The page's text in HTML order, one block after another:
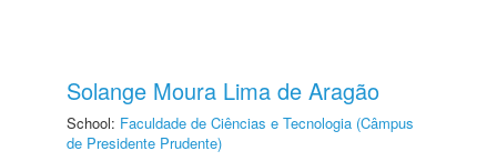
Solange Moura Lima de Aragão
School: Faculdade de Ciências e Tecnologia (Câmpus
de Presidente Prudente)